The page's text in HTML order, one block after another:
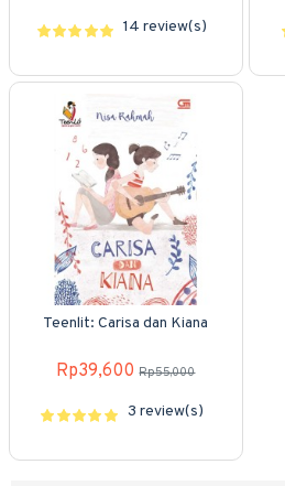
14 review(s)
Teenlit: Carisa dan Kiana
Rp39,600 Rp55,000
3 review(s)